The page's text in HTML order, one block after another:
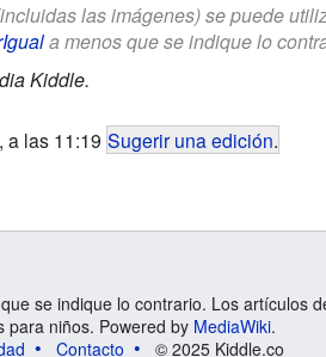
las imágenes) se puede
a menos que se indique lo
Kiddle.
a las 11:19 Sugerir una edición.
se indique lo contrario. Los artículos
para niños. Powered by MediaWiki.
Contacto © 2025 Kiddle.co